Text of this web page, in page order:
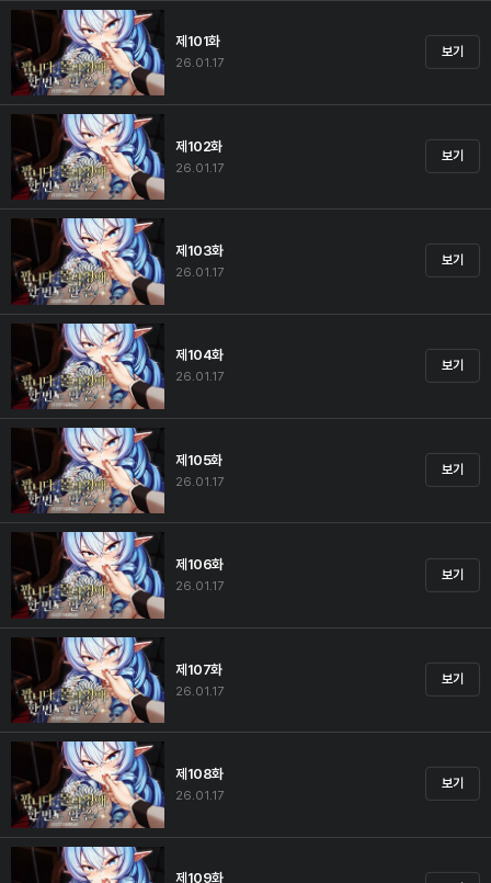
제101화
26.01.17
보기
제102화
26.01.17
보기
제103화
26.01.17
보기
제104화
26.01.17
보기
제105화
26.01.17
보기
제106화
26.01.17
보기
제107화
26.01.17
보기
제108화
26.01.17
보기
제109화